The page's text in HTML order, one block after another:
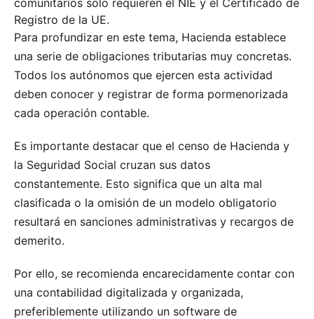
comunitarios solo requieren el NIE y el Certificado de
Registro de la UE.
Para profundizar en este tema, Hacienda establece
una serie de obligaciones tributarias muy concretas.
Todos los autónomos que ejercen esta actividad
deben conocer y registrar de forma pormenorizada
cada operación contable.
Es importante destacar que el censo de Hacienda y
la Seguridad Social cruzan sus datos
constantemente. Esto significa que un alta mal
clasificada o la omisión de un modelo obligatorio
resultará en sanciones administrativas y recargos de
demerito.
Por ello, se recomienda encarecidamente contar con
una contabilidad digitalizada y organizada,
preferiblemente utilizando un software de